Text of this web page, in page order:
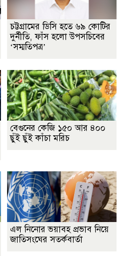
চট্টগ্রামের ডিসি হতে ৬৯ কোটির
দুর্নীতি, ফাঁস হলো উপসচিবের
‘সম্মতিপত্র’
বেগুনের কেজি ১৫০ আর ৪০০
ছুঁই ছুঁই কাঁচা মরিচ
এল নিনোর ভয়াবহ প্রভাব নিয়ে
জাতিসংঘের সতর্কবার্তা